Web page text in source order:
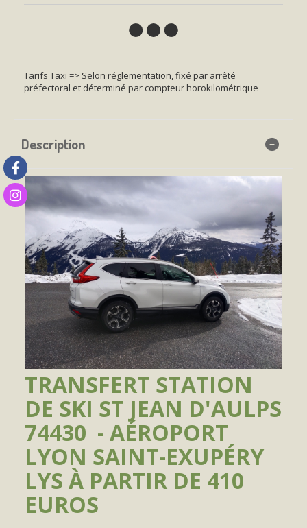
Tarifs Taxi => Selon réglementation, fixé par arrêté
préfectoral et déterminé par compteur horokilométrique
Description
TRANSFERT STATION
DE SKI ST JEAN D'AULPS
74430 - AÉROPORT
LYON SAINT-EXUPÉRY
LYS À PARTIR DE 410
EUROS